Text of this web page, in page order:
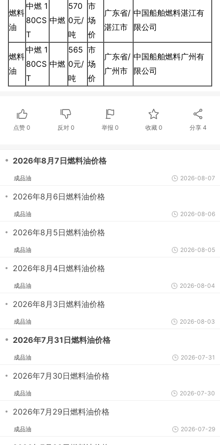
燃料
油
中燃 1
80CS
T
中燃
570
0元/
吨
市
场
价
广东省/
湛江市
中国船舶燃料湛江有
限公司
燃料
油
中燃 1
80CS
T
中燃
565
0元/
吨
市
场
价
广东省/
广州市
中国船舶燃料广州有
限公司
点赞0 反对 0 举报 0 收藏 0 分享 4
・ 2026年8月7日燃料油价格
成品油 2026-08-07
・ 2026年8月6日燃料油价格
成品油 2026-08-06
・ 2026年8月5日燃料油价格
成品油 2026-08-05
・ 2026年8月4日燃料油价格
成品油 2026-08-04
・ 2026年8月3日燃料油价格
成品油 2026-08-03
・ 2026年7月31日燃料油价格
成品油 2026-07-31
・ 2026年7月30日燃料油价格
成品油 2026-07-30
・ 2026年7月29日燃料油价格
成品油 2026-07-29